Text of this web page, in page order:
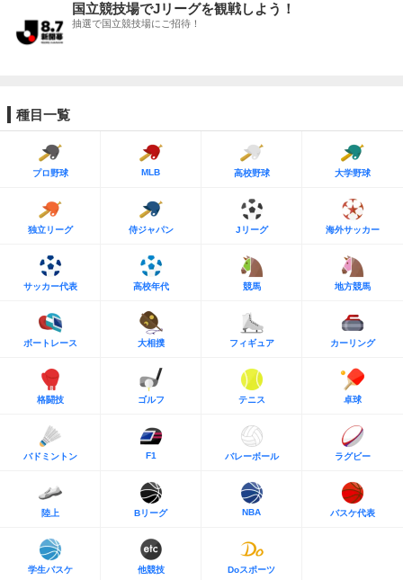
国立競技場でJリーグを観戦しよう！
抽選で国立競技場にご招待！
種目一覧
プロ野球 MLB 高校野球 大学野球
独立リーグ 侍ジャパン Jリーグ 海外サッカー
サッカー代表 高校年代 競馬 地方競馬
ボートレース 大相撲 フィギュア カーリング
格闘技 ゴルフ テニス 卓球
バドミントン F1 バレーボール ラグビー
陸上 Bリーグ NBA バスケ代表
学生バスケ 他競技 Doスポーツ